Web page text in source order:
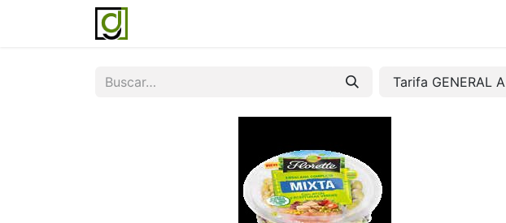
Tarifa GENERAL A